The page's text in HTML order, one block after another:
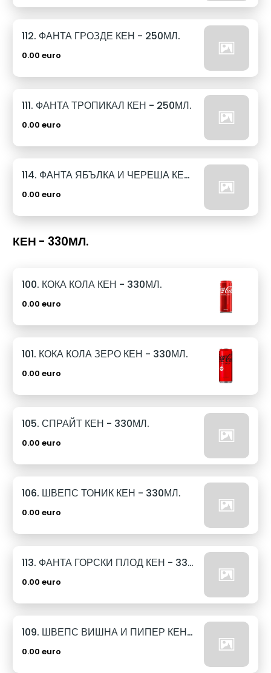
112. ФАНТА ГРОЗДЕ КЕН - 250МЛ.
0.00 euro
111. ФАНТА ТРОПИКАЛ КЕН - 250МЛ.
0.00 euro
114. ФАНТА ЯБЪЛКА И ЧЕРЕША КЕН - 250МЛ.
0.00 euro
КЕН - 330МЛ.
100. КОКА КОЛА КЕН - 330МЛ.
0.00 euro
101. КОКА КОЛА ЗЕРО КЕН - 330МЛ.
0.00 euro
105. СПРАЙТ КЕН - 330МЛ.
0.00 euro
106. ШВЕПС ТОНИК КЕН - 330МЛ.
0.00 euro
113. ФАНТА ГОРСКИ ПЛОД КЕН - 330МЛ.
0.00 euro
109. ШВЕПС ВИШНА И ПИПЕР КЕН - 330МЛ.
0.00 euro